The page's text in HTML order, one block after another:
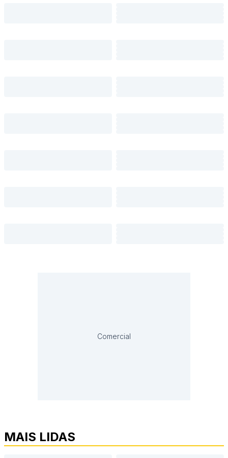
Comercial
MAIS LIDAS